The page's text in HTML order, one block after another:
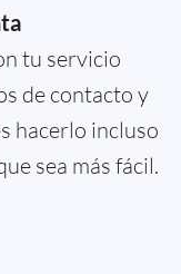
tu servicio
de contacto y
hacerlo incluso
sea más fácil.